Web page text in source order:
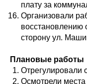
плату за
Организовали
восстановлению
сторону ул.
Плановые работы
Отрегулировали
Осмотрели места